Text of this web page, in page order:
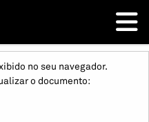
no seu navegador.
o documento: